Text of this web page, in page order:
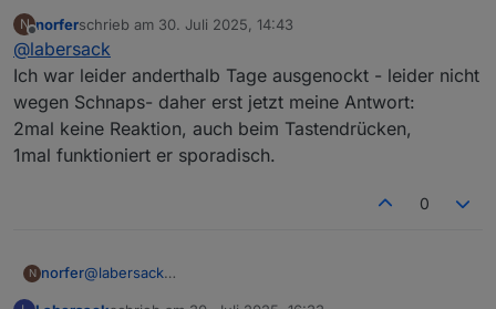
N
Offline
norferschrieb am 30. Juli 2025, 14:43
zuletzt editiert von
@labersack
Ich war leider anderthalb Tage ausgenockt - leider nicht
wegen Schnaps- daher erst jetzt meine Antwort:
2mal keine Reaktion, auch beim Tastendrücken,
1mal funktioniert er sporadisch.
0
N norfer@labersack